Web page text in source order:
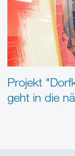
Projekt
geht in die